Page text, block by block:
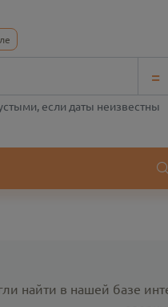
=
если даты неизвестны
найти в нашей базе